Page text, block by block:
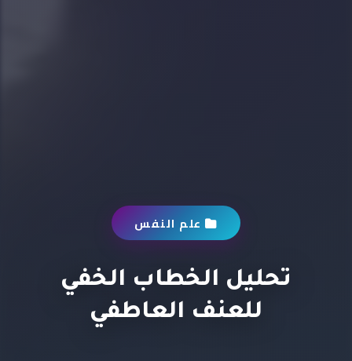
علم النفس
تحليل الخطاب الخفي
للعنف العاطفي